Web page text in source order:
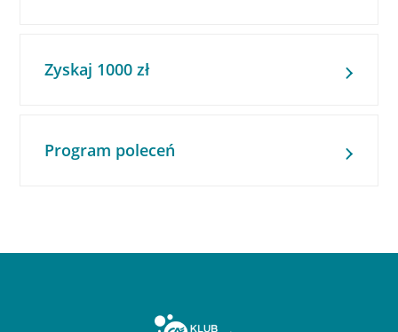
Zyskaj 1000 zł
Program poleceń